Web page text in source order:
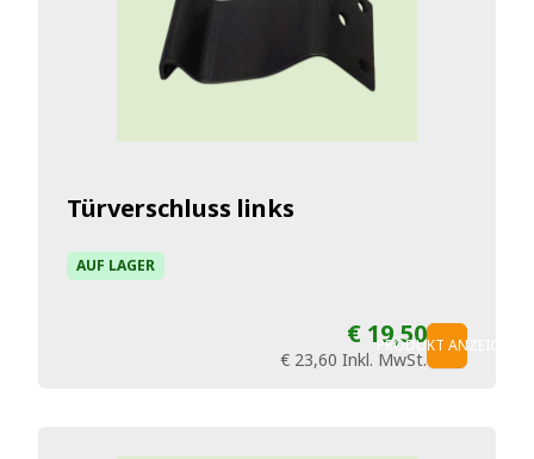
Türverschluss links
AUF LAGER
€ 19,50
€ 23,60 Inkl. MwSt.
PRODUKT ANZEIGEN